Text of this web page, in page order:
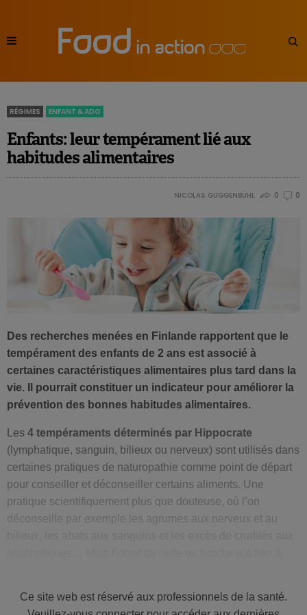
RÉGIMES ENFANT & ADO
Enfants: leur tempérament lié aux
habitudes alimentaires
NICOLAS GUGGENBÜHL 0 0
Des recherches menées en Finlande rapportent que le
tempérament des enfants de 2 ans est associé à
certaines caractéristiques alimentaires plus tard dans la
vie. Il pourrait constituer un indicateur pour améliorer la
prévention des bonnes habitudes alimentaires.
Les 4 tempéraments déterminés par Hippocrate
(lymphatique, sanguin, bilieux ou nerveux) sont utilisés dans
certaines pratiques de naturopathie comme point de départ
pour conseiller et déconseiller certains aliments. Une
pratique scientifiquement plus que douteuse, où l’on
déconseille par exemple les agrumes aux nerveux et au
Il s’agit d’une étude tout à fait sérieuse, publiée dans la tout
Ce site web est réservé aux professionnels de la santé.